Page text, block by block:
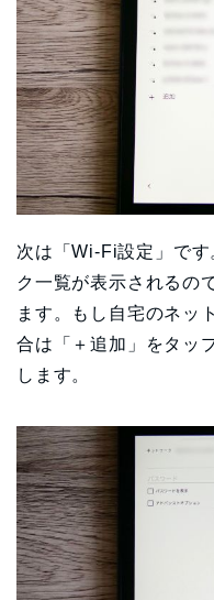
次は「Wi-Fi設定」で
ク一覧が表示されるの
ます。もし自宅のネッ
合は「＋追加」をタッ
します。